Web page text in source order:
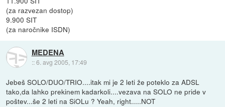
(za razvezan dostop)
9.900 SIT
(za naročnike ISDN)
MEDENA
::6. avg 2005, 17:49
Jebeš SOLO/DUO/TRIO....itak mi je 2 leti že poteklo za ADSL
tako,da lahko prekinem kadarkoli....vezava na SOLO ne pride v
poštev...še 2 leti na SiOLu ? Yeah, right.....NOT